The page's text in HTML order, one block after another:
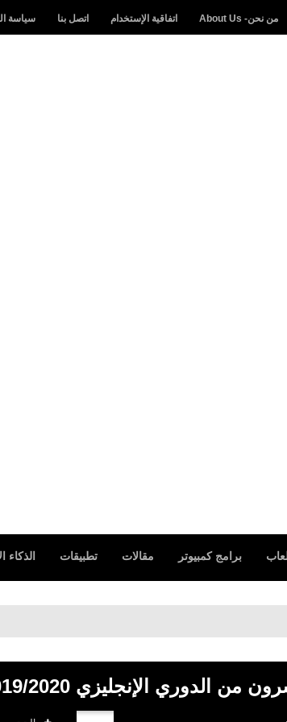
من نحن- About Us اتفاقية الإستخدام اتصل بنا سياسة
برامج كمبيوتر مقالات تطبيقات الذكاء
من الدوري الإنجليزي 2019/2020